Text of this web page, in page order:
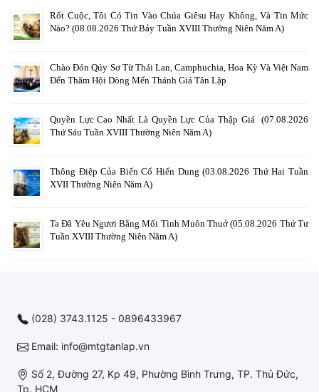
Rốt Cuộc, Tôi Có Tin Vào Chúa Giêsu Hay Không, Và Tin Mức
Nào? (08.08.2026 Thứ Bảy Tuần XVIII Thường Niên Năm A)
Chào Đón Qúy Sơ Từ Thái Lan, Camphuchia, Hoa Kỳ Và Việt Nam
Đến Thăm Hội Dòng Mến Thánh Giá Tân Lập
Quyền Lực Cao Nhất Là Quyền Lực Của Thập Giá (07.08.2026
Thứ Sáu Tuần XVIII Thường Niên Năm A)
Thông Điệp Của Biến Cố Hiển Dung (03.08.2026 Thứ Hai Tuần
XVII Thường Niên Năm A)
Ta Đã Yêu Ngươi Bằng Mối Tình Muôn Thuở (05.08.2026 Thứ Tư
Tuần XVIII Thường Niên Năm A)
(028) 3743.1125 - 0896433967
Email: info@mtgtanlap.vn
Số 2, Đường 27, Kp 49, Phường Bình Trưng, TP. Thủ Đức,
Tp. HCM